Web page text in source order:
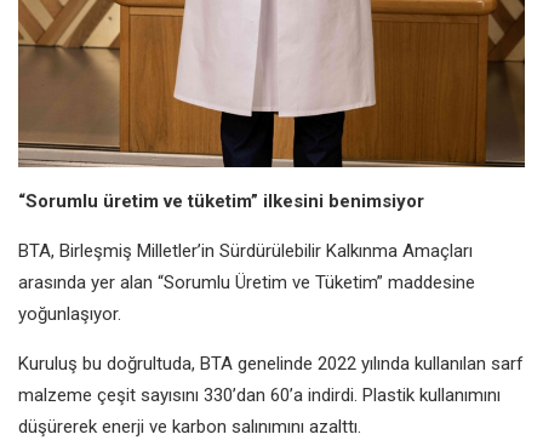
“Sorumlu üretim ve tüketim” ilkesini benimsiyor
BTA, Birleşmiş Milletler’in Sürdürülebilir Kalkınma Amaçları
arasında yer alan “Sorumlu Üretim ve Tüketim” maddesine
yoğunlaşıyor.
Kuruluş bu doğrultuda, BTA genelinde 2022 yılında kullanılan sarf
malzeme çeşit sayısını 330’dan 60’a indirdi. Plastik kullanımını
düşürerek enerji ve karbon salınımını azalttı.